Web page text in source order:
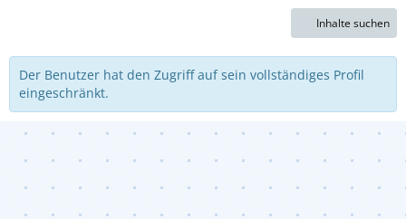
Inhalte suchen
Der Benutzer hat den Zugriff auf sein vollständiges Profil
eingeschränkt.